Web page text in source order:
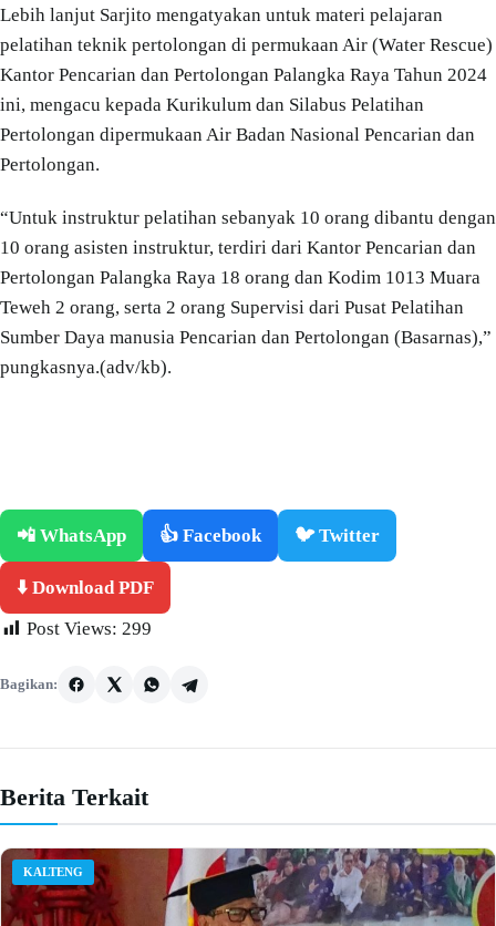
Lebih lanjut Sarjito mengatyakan untuk materi pelajaran
pelatihan teknik pertolongan di permukaan Air (Water Rescue)
Kantor Pencarian dan Pertolongan Palangka Raya Tahun 2024
ini, mengacu kepada Kurikulum dan Silabus Pelatihan
Pertolongan dipermukaan Air Badan Nasional Pencarian dan
Pertolongan.
“Untuk instruktur pelatihan sebanyak 10 orang dibantu dengan
10 orang asisten instruktur, terdiri dari Kantor Pencarian dan
Pertolongan Palangka Raya 18 orang dan Kodim 1013 Muara
Teweh 2 orang, serta 2 orang Supervisi dari Pusat Pelatihan
Sumber Daya manusia Pencarian dan Pertolongan (Basarnas),”
pungkasnya.(adv/kb).
📲 WhatsApp 👍 Facebook 🐦 Twitter
⬇️ Download PDF
Post Views: 299
Bagikan:
Berita Terkait
KALTENG